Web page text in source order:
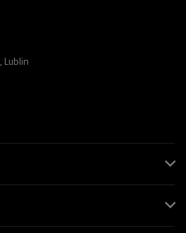
, Lublin